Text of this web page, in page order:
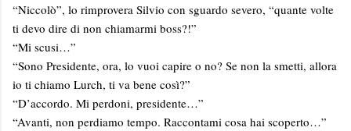
“Niccolò”, lo rimprovera Silvio con sguardo severo, “quante volte
ti devo dire di non chiamarmi boss?!”
“Mi scusi…”
“Sono Presidente, ora, lo vuoi capire o no? Se non la smetti, allora
io ti chiamo Lurch, ti va bene così?”
“D’accordo. Mi perdoni, presidente…”
“Avanti, non perdiamo tempo. Raccontami cosa hai scoperto…”